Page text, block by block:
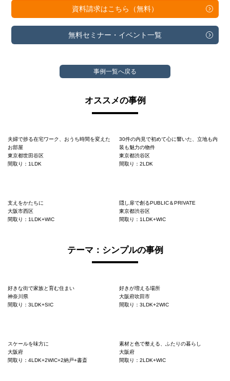
資料請求はこちら（無料）
無料セミナー・ イベント一覧
事例一覧へ戻る
オススメの事例
夫婦で捗る在宅ワーク、おうち時間を変えた
お部屋
東京都世田谷区
間取り：1LDK
30件の内見で初めて心に響いた、立地も内
装も魅力の物件
東京都渋谷区
間取り：2LDK
支えをかたちに
大阪市西区
間取り：1LDK+WIC
隠し扉で創るPUBLIC＆PRIVATE
東京都渋谷区
間取り：1LDK+WIC
テーマ：シンプルの事例
好きな街で家族と育む住まい
神奈川県
間取り：3LDK+SIC
好きが増える場所
大阪府吹田市
間取り：3LDK+2WIC
スケールを味方に
大阪府
間取り：4LDK+2WIC+2納戸+書斎
素材と色で整える、ふたりの暮らし
大阪府
間取り：2LDK+WIC